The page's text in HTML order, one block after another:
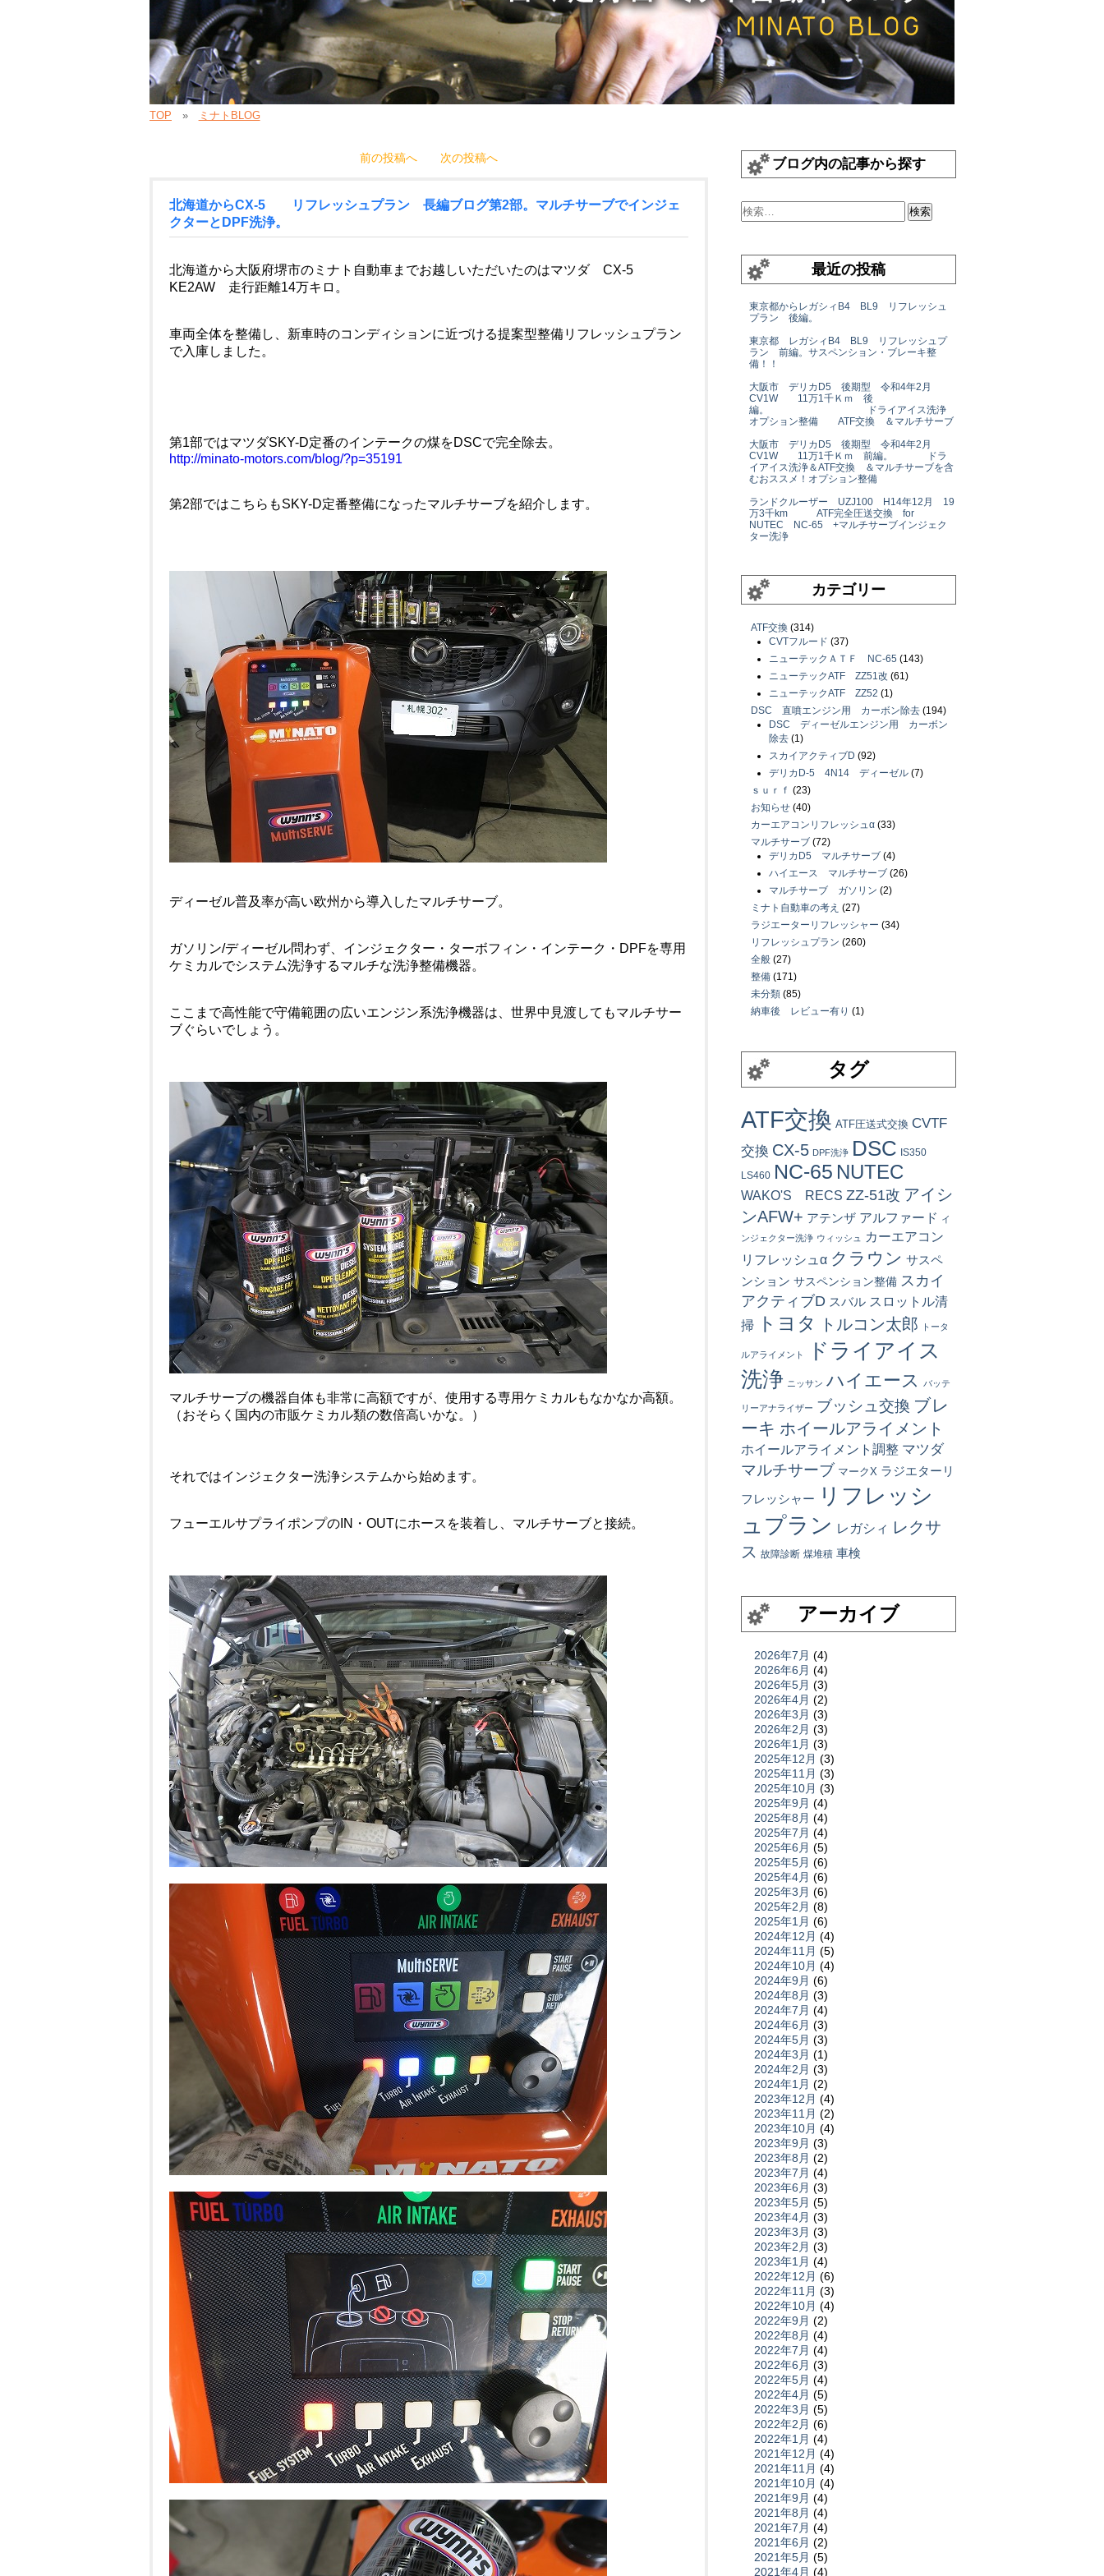
TOP ミナトBLOG
前の投稿へ 次の投稿へ
北海道からCX-5 リフレッシュプラン 長編ブログ第2部。マルチサーブでインジェ
クターとDPF洗浄。
北海道から大阪府堺市のミナト自動車までお越しいただいたのはマツダ CX-5
KE2AW 走行距離14万キロ。
車両全体を整備し、新車時のコンディションに近づける提案型整備リフレッシュプラン
で入庫しました。
第1部ではマツダSKY-D定番のインテークの煤をDSCで完全除去。
http://minato-motors.com/blog/?p=35191
第2部ではこちらもSKY-D定番整備になったマルチサーブを紹介します。
ディーゼル普及率が高い欧州から導入したマルチサーブ。
ガソリン/ディーゼル問わず、インジェクター・ターボフィン・インテーク・DPFを専用
ケミカルでシステム洗浄するマルチな洗浄整備機器。
ここまで高性能で守備範囲の広いエンジン系洗浄機器は、世界中見渡してもマルチサー
ブぐらいでしょう。
マルチサーブの機器自体も非常に高額ですが、使用する専用ケミカルもなかなか高額。
（おそらく国内の市販ケミカル類の数倍高いかな。）
それではインジェクター洗浄システムから始めます。
フューエルサプライポンプのIN・OUTにホースを装着し、マルチサーブと接続。
ブログ内の記事から探す
最近の投稿
東京都からレガシィB4 BL9 リフレッシュ
プラン 後編。
東京都 レガシィB4 BL9 リフレッシュプ
ラン 前編。サスペンション・ブレーキ整
備！！
大阪市 デリカD5 後期型 令和4年2月
CV1W 11万1千Ｋｍ 後
編。 ドライアイス洗浄
オプション整備 ATF交換 ＆マルチサーブ
大阪市 デリカD5 後期型 令和4年2月
CV1W 11万1千Ｋｍ 前編。 ドラ
イアイス洗浄＆ATF交換 ＆マルチサーブを含
むおススメ！オプション整備
ランドクルーザー UZJ100 H14年12月 19
万3千km ATF完全圧送交換 for
NUTEC NC-65 +マルチサーブインジェク
ター洗浄
カテゴリー
ATF交換 (314)
CVTフルード (37)
ニューテックＡＴＦ NC-65 (143)
ニューテックATF ZZ51改 (61)
ニューテックATF ZZ52 (1)
DSC 直噴エンジン用 カーボン除去 (194)
DSC ディーゼルエンジン用 カーボン
除去 (1)
スカイアクティブD (92)
デリカD-5 4N14 ディーゼル (7)
ｓｕｒｆ (23)
お知らせ (40)
カーエアコンリフレッシュα (33)
マルチサーブ (72)
デリカD5 マルチサーブ (4)
ハイエース マルチサーブ (26)
マルチサーブ ガソリン (2)
ミナト自動車の考え (27)
ラジエーターリフレッシャー (34)
リフレッシュプラン (260)
全般 (27)
整備 (171)
未分類 (85)
納車後 レビュー有り (1)
タグ
ATF交換 ATF圧送式交換 CVTF
交換 CX-5 DPF洗浄 DSC IS350
LS460 NC-65 NUTEC
WAKO'S RECS ZZ-51改 アイシ
ンAFW+ アテンザ アルファード イ
ンジェクター洗浄 ウィッシュ
カーエアコン
リフレッシュα クラウン サスペ
ンション サスペンション整備 スカイ
アクティブD スバル スロットル清
掃
トヨタ トルコン太郎 トータ
ルアライメント
ドライアイス
洗浄 ニッサン ハイエース バッテ
リーアナライザー ブッシュ交換 ブレ
ーキ ホイールアライメント
ホイールアライメント調整 マツダ
マルチサーブ マークX ラジエターリ
フレッシャー
リフレッシ
ュプラン レガシィ レクサ
ス 故障診断 煤堆積 車検
アーカイブ
2026年7月 (4)
2026年6月 (4)
2026年5月 (3)
2026年4月 (2)
2026年3月 (3)
2026年2月 (3)
2026年1月 (3)
2025年12月 (3)
2025年11月 (3)
2025年10月 (3)
2025年9月 (4)
2025年8月 (4)
2025年7月 (4)
2025年6月 (5)
2025年5月 (6)
2025年4月 (6)
2025年3月 (6)
2025年2月 (8)
2025年1月 (6)
2024年12月 (4)
2024年11月 (5)
2024年10月 (4)
2024年9月 (6)
2024年8月 (3)
2024年7月 (4)
2024年6月 (3)
2024年5月 (3)
2024年3月 (1)
2024年2月 (3)
2024年1月 (2)
2023年12月 (4)
2023年11月 (2)
2023年10月 (4)
2023年9月 (3)
2023年8月 (2)
2023年7月 (4)
2023年6月 (3)
2023年5月 (5)
2023年4月 (3)
2023年3月 (3)
2023年2月 (3)
2023年1月 (4)
2022年12月 (6)
2022年11月 (3)
2022年10月 (4)
2022年9月 (2)
2022年8月 (4)
2022年7月 (4)
2022年6月 (3)
2022年5月 (4)
2022年4月 (5)
2022年3月 (5)
2022年2月 (6)
2022年1月 (4)
2021年12月 (4)
2021年11月 (4)
2021年10月 (4)
2021年9月 (4)
2021年8月 (4)
2021年7月 (4)
2021年6月 (2)
2021年5月 (5)
2021年4月 (4)